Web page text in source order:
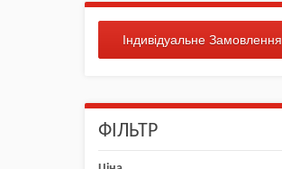
Індивідуальне Замовлення
ФІЛЬТР